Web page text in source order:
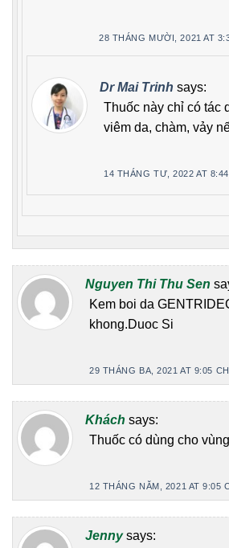
28 THÁNG MƯỜI, 2021 AT
Dr Mai Trinh says:
Thuốc này chỉ có tác
viêm da, chàm, vảy
14 THÁNG TƯ, 2022 AT
Nguyen Thi Thu Sen
Kem boi da
khong.Duoc Si
29 THÁNG BA, 2021 AT 9:05
Khách says:
Thuốc có dùng cho
12 THÁNG NĂM, 2021 AT 9:05
Jenny says: